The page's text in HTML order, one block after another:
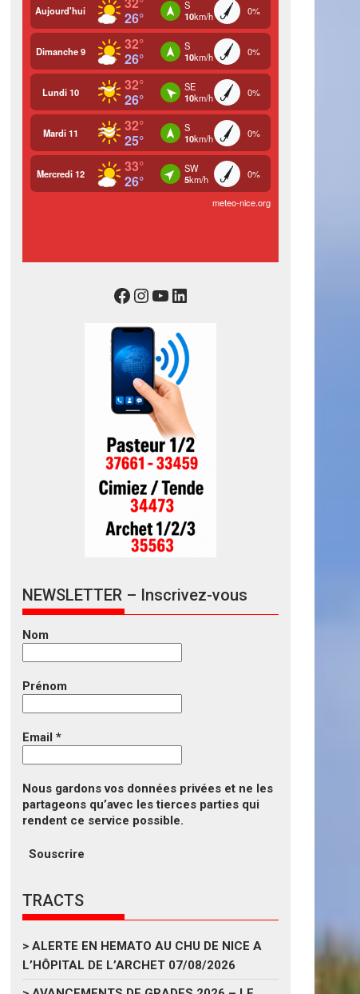
NEWSLETTER – Inscrivez-vous
Nom
Prénom
Email *
Nous gardons vos données privées et ne les
partageons qu’avec les tierces parties qui
rendent ce service possible.
TRACTS
> ALERTE EN HEMATO AU CHU DE NICE A
L’HÔPITAL DE L’ARCHET 07/08/2026